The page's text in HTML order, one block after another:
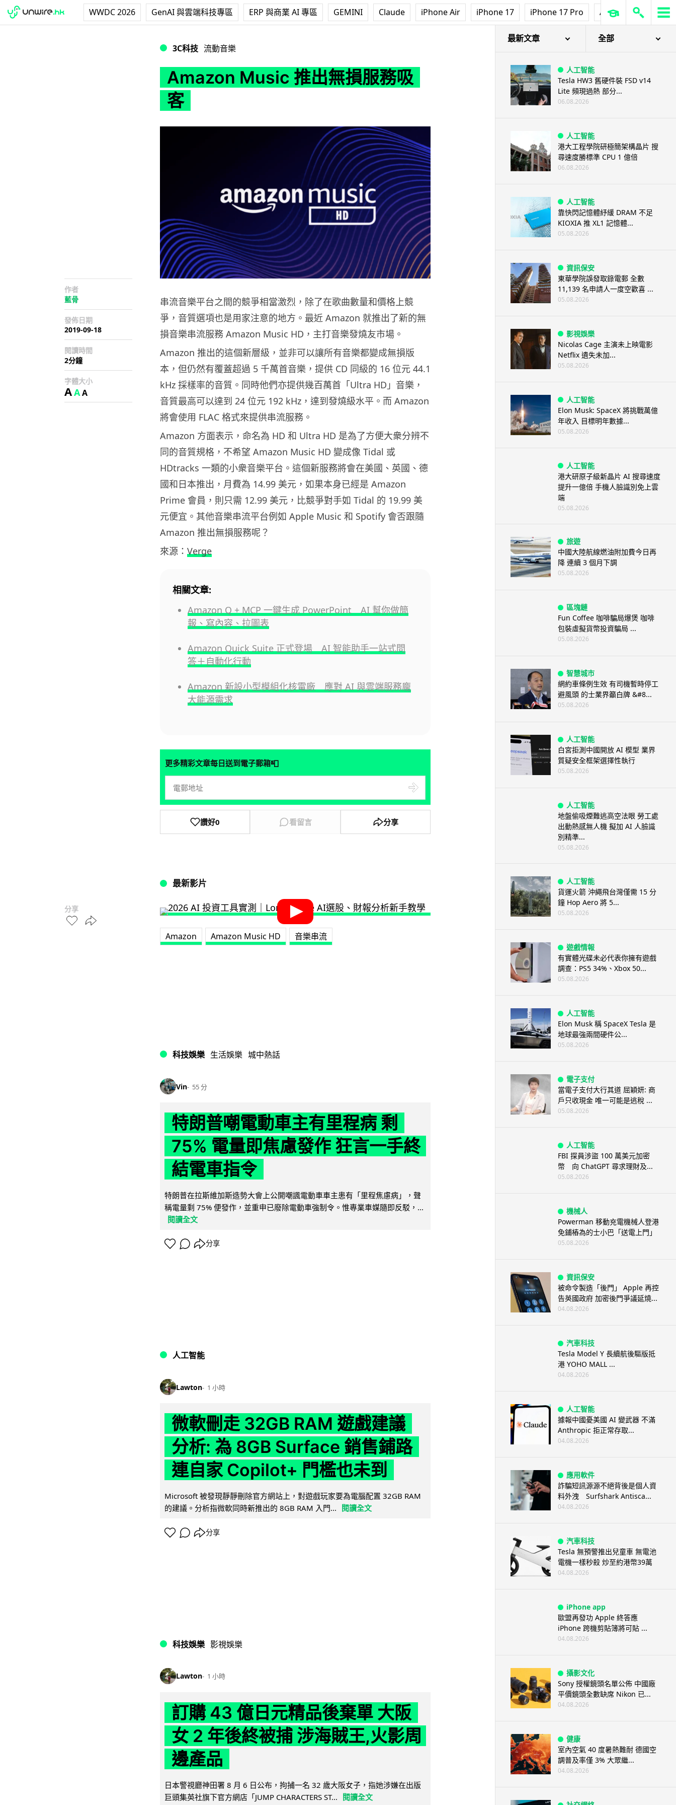
WWDC 2026 GenAI 與雲端科技專區 ERP 與商業 AI 專區 GEMINI Claude iPhone Air iPhone 17 iPhone 17 Pro AirPods Pro 3
3C科技 流動音樂
Amazon Music 推出無損服務吸
客
作者
藍骨
發佈日期
2019-09-18
閱讀時間
2分鐘
字體大小
AAA
分享
串流音樂平台之間的競爭相當激烈，除了在歌曲數量和價格上競
爭，音質選項也是用家注意的地方。最近 Amazon 就推出了新的無
損音樂串流服務 Amazon Music HD，主打音樂發燒友市場。
Amazon 推出的這個新層級，並非可以讓所有音樂都變成無損版
本，但仍然有覆蓋超過 5 千萬首音樂，提供 CD 同級的 16 位元 44.1
kHz 採樣率的音質。同時他們亦提供幾百萬首「Ultra HD」音樂，
音質最高可以達到 24 位元 192 kHz，達到發燒級水平。而 Amazon
將會使用 FLAC 格式來提供串流服務。
Amazon 方面表示，命名為 HD 和 Ultra HD 是為了方便大衆分辨不
同的音質規格，不希望 Amazon Music HD 變成像 Tidal 或
HDtracks 一類的小衆音樂平台。這個新服務將會在美國、英國、德
國和日本推出，月費為 14.99 美元，如果本身已經是 Amazon
Prime 會員，則只需 12.99 美元，比競爭對手如 Tidal 的 19.99 美
元便宜。其他音樂串流平台例如 Apple Music 和 Spotify 會否跟隨
Amazon 推出無損服務呢？
來源： Verge
相關文章:
Amazon Q + MCP 一鍵生成 PowerPoint AI 幫你做簡
報、寫內容、拉圖表
Amazon Quick Suite 正式登場 AI 智能助手一站式問
答＋自動化行動
Amazon 新設小型模組化核電廠 應對 AI 與雲端服務龐
大能源需求
更多精彩文章每日送到電子郵箱📮
讚好0 看留言 分享
最新影片
Amazon Amazon Music HD 音樂串流
科技娛樂 生活娛樂 城中熱話
Vin 55 分
特朗普嘲電動車主有里程病 剩
75% 電量即焦慮發作 狂言一手終
結電車指令
特朗普在拉斯維加斯造勢大會上公開嘲諷電動車車主患有「里程焦慮病」，聲
稱電量剩 75% 便發作，並重申已廢除電動車強制令。惟專業車媒隨即反駁，...
閱讀全文
分享
人工智能
Lawton 1 小時
微軟刪走 32GB RAM 遊戲建議
分析: 為 8GB Surface 銷售鋪路
連自家 Copilot+ 門檻也未到
Microsoft 被發現靜靜刪除官方網站上，對遊戲玩家要為電腦配置 32GB RAM
的建議。分析指微軟同時新推出的 8GB RAM 入門...
閱讀全文
分享
科技娛樂 影視娛樂
Lawton 1 小時
訂購 43 億日元精品後棄單 大阪
女 2 年後終被捕 涉海賊王,火影周
邊產品
日本警視廳神田署 8 月 6 日公布，拘捕一名 32 歲大阪女子，指她涉嫌在出版
巨頭集英社旗下官方網店「JUMP CHARACTERS ST... 閱讀全文
最新文章 全部
人工智能
Tesla HW3 舊硬件裝 FSD v14
Lite 頻現過熱 部分...
06.08.2026
人工智能
港大工程學院研極簡架構晶片 搜
尋速度勝標準 CPU 1 億倍
06.08.2026
人工智能
靠快閃記憶體紓緩 DRAM 不足
KIOXIA 推 XL1 記憶體...
05.08.2026
資訊保安
東華學院誤發取錄電郵 全數
11,139 名申請人一度空歡喜 ...
05.08.2026
影視娛樂
Nicolas Cage 主演未上映電影
Netflix 遺失未加...
05.08.2026
人工智能
Elon Musk: SpaceX 將挑戰萬億
年收入 目標明年數據...
05.08.2026
人工智能
港大研原子級新晶片 AI 搜尋速度
提升一億倍 手機人臉識別免上雲
端
05.08.2026
旅遊
中國大陸航線燃油附加費今日再
降 連續 3 個月下調
05.08.2026
區塊鏈
Fun Coffee 咖啡騙局爆煲 咖啡
包裝虛擬貨幣投資騙局 ...
05.08.2026
智慧城市
網約車條例生效 有司機暫時停工
避風頭 的士業界籲白牌 &#8...
05.08.2026
人工智能
白宮拒測中國開放 AI 模型 業界
質疑安全框架選擇性執行
05.08.2026
人工智能
地盤偷吸煙難逃高空法眼 勞工處
出動熱感無人機 擬加 AI 人臉識
別精準...
05.08.2026
人工智能
貨運火箭 沖繩飛台灣僅需 15 分
鐘 Hop Aero 將 5...
05.08.2026
遊戲情報
有實體光碟未必代表你擁有遊戲
調查：PS5 34%、Xbox 50...
05.08.2026
人工智能
Elon Musk 稱 SpaceX Tesla 是
地球最強兩間硬件公...
05.08.2026
電子支付
當電子支付大行其道 屈穎妍: 商
戶只收現金 唯一可能是逃稅 ...
05.08.2026
人工智能
FBI 探員涉盜 100 萬美元加密
幣 向 ChatGPT 尋求理財及...
05.08.2026
機械人
Powerman 移動充電機械人登港
免鋪樁為的士小巴「送電上門」
05.08.2026
資訊保安
被命令製造「後門」 Apple 再控
告英國政府 加密後門爭議延燒...
04.08.2026
汽車科技
Tesla Model Y 長續航後驅版抵
港 YOHO MALL ...
04.08.2026
人工智能
據報中國憂美國 AI 變武器 不滿
Anthropic 拒正常存取...
04.08.2026
應用軟件
詐騙短訊源源不絕背後是個人資
料外洩 Surfshark Antisca...
04.08.2026
汽車科技
Tesla 無預警推出兒童車 無電池
電機一樣秒殺 炒至約港幣39萬
04.08.2026
iPhone app
歐盟再發功 Apple 終答應
iPhone 跨機剪貼簿將可貼 ...
04.08.2026
攝影文化
Sony 授權鏡頭名單公佈 中國廠
平價鏡頭全數缺席 Nikon 已...
04.08.2026
健康
室內空氣 40 度暑熱難耐 德國空
調普及率僅 3% 大眾繼...
04.08.2026